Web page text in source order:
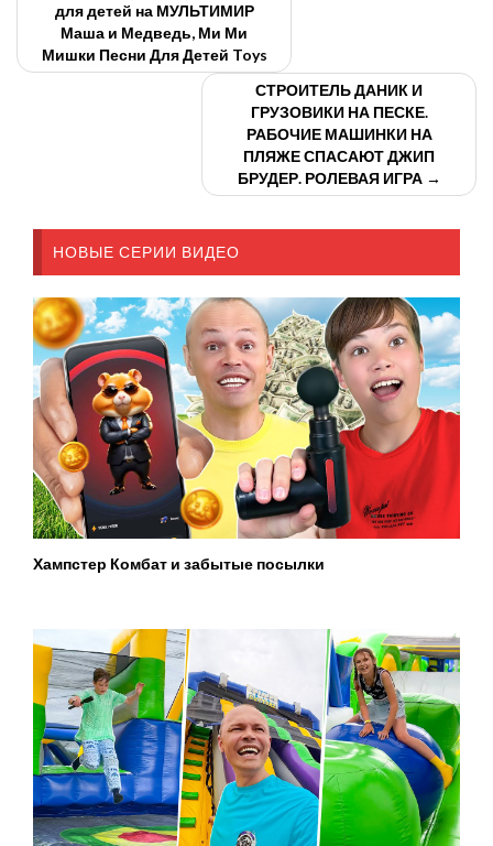
для детей на МУЛЬТИМИР
Маша и Медведь, Ми Ми
Мишки Песни Для Детей Toys
СТРОИТЕЛЬ ДАНИК И
ГРУЗОВИКИ НА ПЕСКЕ.
РАБОЧИЕ МАШИНКИ НА
ПЛЯЖЕ СПАСАЮТ ДЖИП
БРУДЕР. РОЛЕВАЯ ИГРА →
НОВЫЕ СЕРИИ ВИДЕО
Хампстер Комбат и забытые посылки